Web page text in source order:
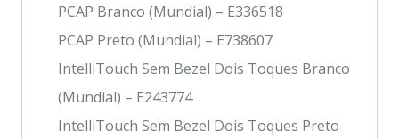
PCAP Branco (Mundial) – E336518
PCAP Preto (Mundial) – E738607
IntelliTouch Sem Bezel Dois Toques Branco
(Mundial) – E243774
IntelliTouch Sem Bezel Dois Toques Preto